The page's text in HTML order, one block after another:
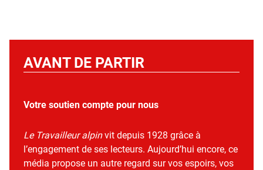
AVANT DE PARTIR
Votre soutien compte pour nous
Le Travailleur alpinvit depuis 1928 grâce à
l’engagement de ses lecteurs. Aujourd’hui encore, ce
média propose un autre regard sur vos espoirs, vos